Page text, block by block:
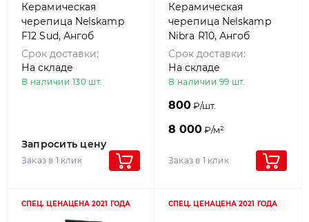
Керамическая
черепица Nelskamp
F12 Sud, Ангоб
Антрацитово-Серый
Срок доставки:
На складе
В наличии 130 шт.
Запросить цену
Заказ в 1 клик
Керамическая
черепица Nelskamp
Nibra R10, Ангоб
Черный
Срок доставки:
На складе
В наличии 99 шт.
800₽/шт.
8 000₽/м²
Заказ в 1 клик
СПЕЦ. ЦЕНАЦЕНА 2021 ГОДА СПЕЦ. ЦЕНАЦЕНА 2021 ГОДА